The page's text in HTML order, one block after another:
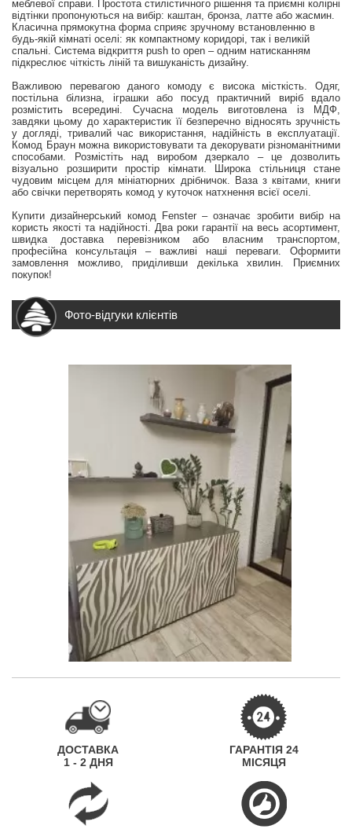
меблевої справи. Простота стилістичного рішення та приємні колірні
відтінки пропонуються на вибір: каштан, бронза, латте або жасмин.
Класична прямокутна форма сприяє зручному встановленню в
будь-якій кімнаті оселі: як компактному коридорі, так і великій
спальні. Система відкриття push to open – одним натисканням
підкреслює чіткість ліній та вишуканість дизайну.
Важливою перевагою даного комоду є висока місткість. Одяг,
постільна білизна, іграшки або посуд практичний виріб вдало
розмістить всередині. Сучасна модель виготовлена із МДФ,
завдяки цьому до характеристик її безперечно відносять зручність
у догляді, тривалий час використання, надійність в експлуатації.
Комод Браун можна використовувати та декорувати різноманітними
способами. Розмістіть над виробом дзеркало – це дозволить
візуально розширити простір кімнати. Широка стільниця стане
чудовим місцем для мініатюрних дрібничок. Ваза з квітами, книги
або свічки перетворять комод у куточок натхнення всієї оселі.
Купити дизайнерський комод Fenster – означає зробити вибір на
користь якості та надійності. Два роки гарантії на весь асортимент,
швидка доставка перевізником або власним транспортом,
професійна консультація – важливі наші переваги. Оформити
замовлення можливо, приділивши декілька хвилин. Приємних
покупок!
Фото-відгуки клієнтів
ДОСТАВКА
1 - 2 ДНЯ
ГАРАНТІЯ 24
МІСЯЦЯ